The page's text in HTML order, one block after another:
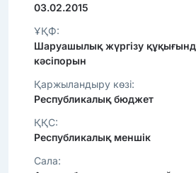
03.02.2015
ҰҚФ:
Шаруашылық жүргізу
кәсіпорын
Қаржыландыру көзі:
Республикалық бюджет
ҚҚС:
Республикалық меншік
Сала: